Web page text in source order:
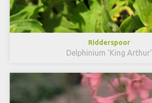
Ridderspoor
Delphinium 'King Arthur'